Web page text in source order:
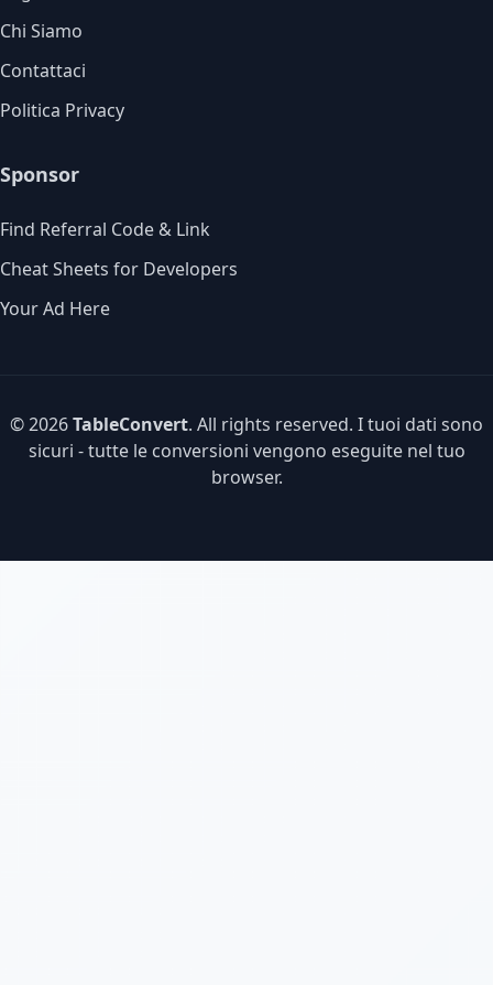
Chi Siamo
Contattaci
Politica Privacy
Sponsor
Find Referral Code & Link
Cheat Sheets for Developers
Your Ad Here
© 2026TableConvert. All rights reserved. I tuoi dati sono
sicuri - tutte le conversioni vengono eseguite nel tuo
browser.